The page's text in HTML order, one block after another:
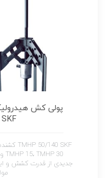
جدیدی از قدرت کشش و